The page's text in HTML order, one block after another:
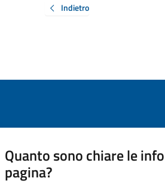
Indietro
Quanto sono chiare le
pagina?